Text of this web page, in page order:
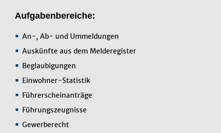
Aufgabenbereiche:
An-, Ab- und Ummeldungen
Auskünfte aus dem Melderegister
Beglaubigungen
Einwohner-Statistik
Führerscheinanträge
Führungszeugnisse
Gewerberecht